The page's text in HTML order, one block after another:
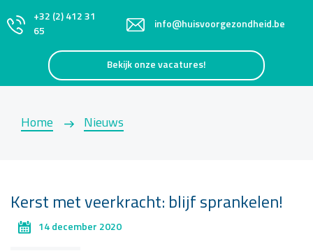
+32 (2) 412 31
65
info@huisvoorgezondheid.be
Bekijk onze vacatures!
Home Nieuws
Kerst met veerkracht: blijf sprankelen!
14 december 2020